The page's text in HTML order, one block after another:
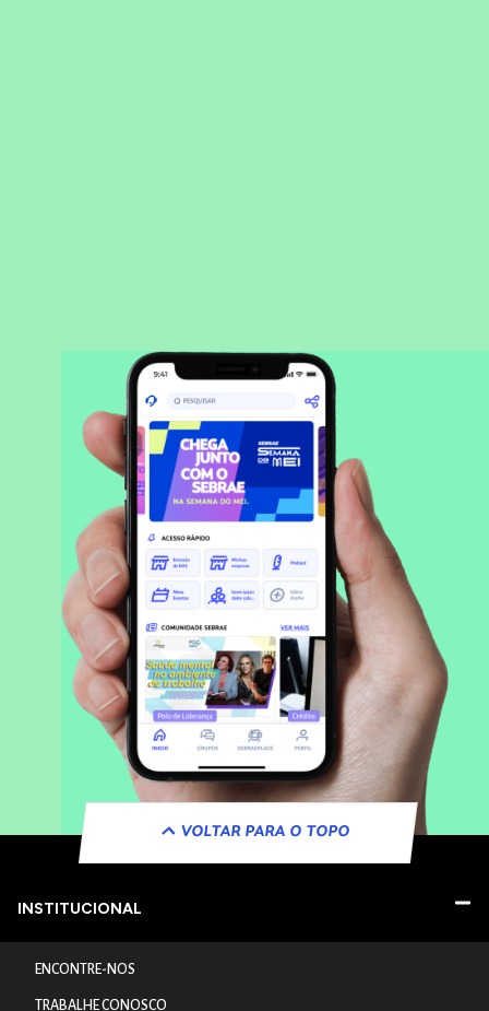
VOLTAR PARA O TOPO
INSTITUCIONAL
ENCONTRE-NOS
TRABALHE CONOSCO